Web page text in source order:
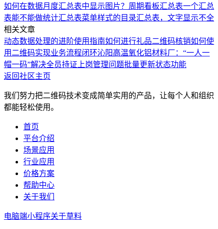
如何在数据月度汇总表中显示图片？ 周期看板汇总表一个汇总
表能不能做统计汇总表菜单样式的目录汇总表，文字显示不全
相关文章
动态数据处理的进阶使用指南如何进行礼品二维码核销如何使
用二维码实现业务流程闭环沁阳高温氧化铝材料厂：“一人一
帽一码”解决全员持证上岗管理问题批量更新状态功能
返回社区主页
我们努力把二维码技术变成简单实用的产品，让每个人和组织
都能轻松使用。
首页
平台介绍
场景应用
行业应用
价格方案
帮助中心
关于我们
电脑端小程序关于草料